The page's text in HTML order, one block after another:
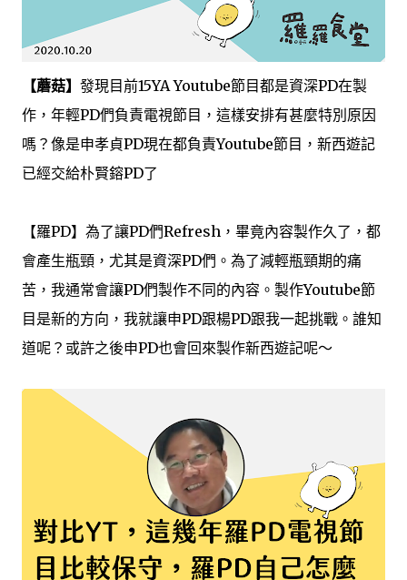
【蘑菇】 發現目前15YA Youtube節目都是資深PD在製
作，年輕PD們負責電視節目，這樣安排有甚麼特別原因
嗎？像是申孝貞PD現在都負責Youtube節目，新西遊記
已經交給朴賢鎔PD了
【羅PD】為了讓PD們Refresh，畢竟內容製作久了，都
會產生瓶頸，尤其是資深PD們。為了減輕瓶頸期的痛
苦，我通常會讓PD們製作不同的內容。製作Youtube節
目是新的方向，我就讓申PD跟楊PD跟我一起挑戰。誰知
道呢？或許之後申PD也會回來製作新西遊記呢～